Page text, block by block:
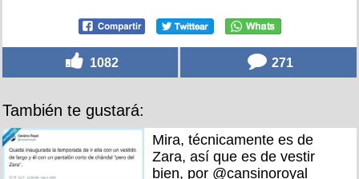
1082 271
También te gustará:
Mira, técnicamente es de
Zara, así que es de vestir
bien, por @cansinoroyal